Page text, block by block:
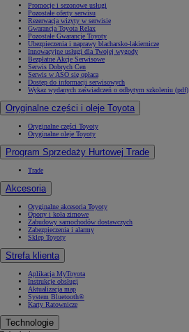
Promocje i sezonowe usługi
Pozostałe oferty serwisu
Rezerwacja wizyty w serwisie
Gwarancja Toyota Relax
Pozostałe Gwarancje Toyoty
Ubezpieczenia i naprawy blacharsko-lakiernicze
Innowacyjne usługi dla Twojej wygody
Bezpłatne Akcje Serwisowe
Serwis Dobrych Cen
Serwis w ASO się opłaca
Dostęp do informacji serwisowych
Wykaz wydanych zaświadczeń o odbytym szkoleniu (pdf)
Oryginalne części i oleje Toyota
Oryginalne części Toyoty
Oryginalne oleje Toyoty
Program Sprzedaży Hurtowej Trade
Trade
Akcesoria
Oryginalne akcesoria Toyoty
Opony i koła zimowe
Zabudowy samochodów dostawczych
Zabezpieczenia i alarmy
Sklep Toyoty
Strefa klienta
Aplikacja MyToyota
Instrukcje obsługi
Aktualizacja map
System Bluetooth®
Karty Ratownicze
Technologie